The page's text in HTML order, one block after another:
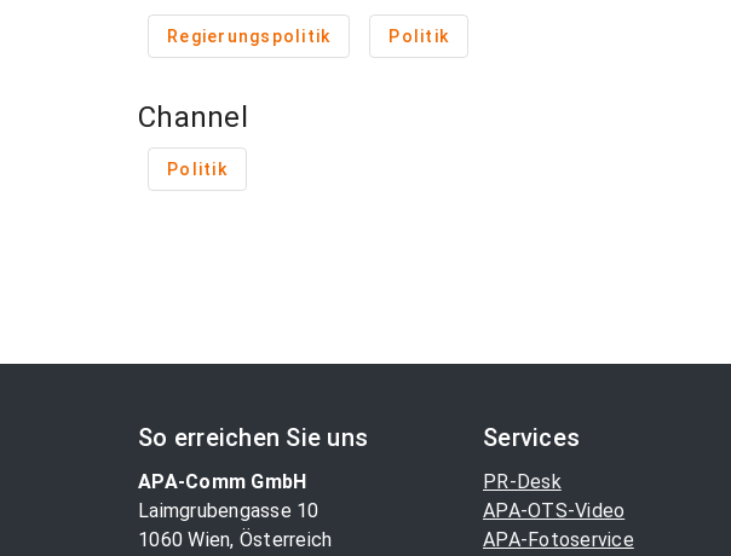
Regierungspolitik Politik
Channel
Politik
So erreichen Sie uns
APA-Comm GmbH
Laimgrubengasse 10
1060 Wien, Österreich
Services
PR-Desk
APA-OTS-Video
APA-Fotoservice